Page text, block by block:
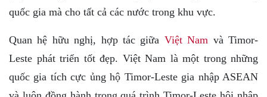
quốc gia mà cho tất cả các nước trong khu vực.
Quan hệ hữu nghị, hợp tác giữa Việt Nam và Timor-
Leste phát triển tốt đẹp. Việt Nam là một trong những
quốc gia tích cực ủng hộ Timor-Leste gia nhập ASEAN